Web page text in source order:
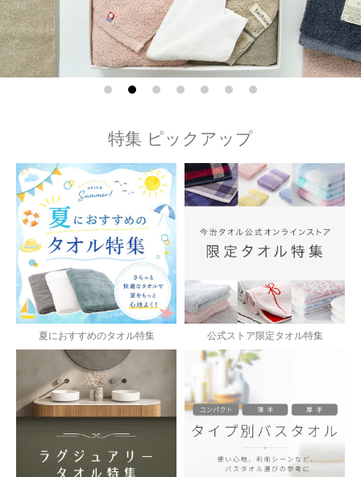
International Shipping
会員サービス
店舗リスト
ヘルプ
規約
大量購入・法人向けの購入の方は
お問い合わせ
特集 ピックアップ
夏におすすめのタオル特集 公式ストア限定タオル特集